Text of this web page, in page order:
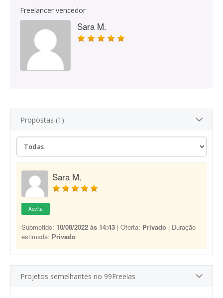
Freelancer vencedor
Sara M.
Propostas (1)
Sara M.
Aceita
Submetido: 10/08/2022 às 14:43 | Oferta: Privado | Duração
estimada: Privado
Projetos semelhantes no 99Freelas